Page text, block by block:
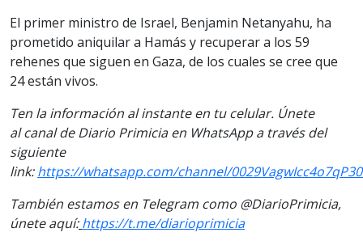
El primer ministro de Israel, Benjamin Netanyahu, ha
prometido aniquilar a Hamás y recuperar a los 59
rehenes que siguen en Gaza, de los cuales se cree que
24 están vivos.
Ten la información al instante en tu celular. Únete
al canal de Diario Primicia en WhatsApp a través del
siguiente
link:https://whatsapp.com/channel/
También estamos en Telegram como @DiarioPrimicia,
únete aquí: https://t.me/diarioprimicia